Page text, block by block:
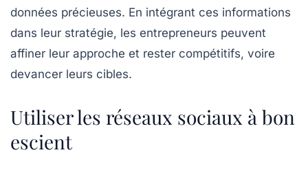
données précieuses. En intégrant ces informations
dans leur stratégie, les entrepreneurs peuvent
affiner leur approche et rester compétitifs, voire
devancer leurs cibles.
Utiliser les réseaux sociaux à bon
escient